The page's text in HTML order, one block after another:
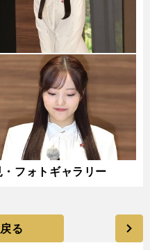
フォトギャラリー
る